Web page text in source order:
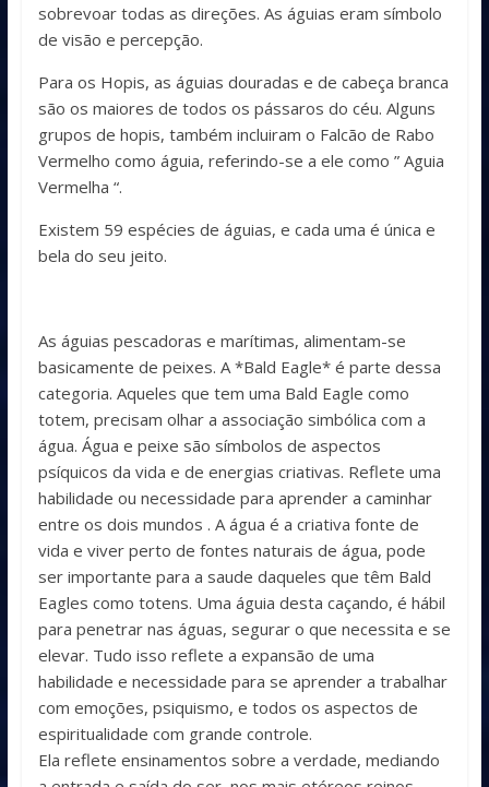
sobrevoar todas as direções. As águias eram símbolo
de visão e percepção.
Para os Hopis, as águias douradas e de cabeça branca
são os maiores de todos os pássaros do céu. Alguns
grupos de hopis, também incluiram o Falcão de Rabo
Vermelho como águia, referindo-se a ele como ” Aguia
Vermelha “.
Existem 59 espécies de águias, e cada uma é única e
bela do seu jeito.
As águias pescadoras e marítimas, alimentam-se
basicamente de peixes. A *Bald Eagle* é parte dessa
categoria. Aqueles que tem uma Bald Eagle como
totem, precisam olhar a associação simbólica com a
água. Água e peixe são símbolos de aspectos
psíquicos da vida e de energias criativas. Reflete uma
habilidade ou necessidade para aprender a caminhar
entre os dois mundos . A água é a criativa fonte de
vida e viver perto de fontes naturais de água, pode
ser importante para a saude daqueles que têm Bald
Eagles como totens. Uma águia desta caçando, é hábil
para penetrar nas águas, segurar o que necessita e se
elevar. Tudo isso reflete a expansão de uma
habilidade e necessidade para se aprender a trabalhar
com emoções, psiquismo, e todos os aspectos de
espiritualidade com grande controle.
Ela reflete ensinamentos sobre a verdade, mediando